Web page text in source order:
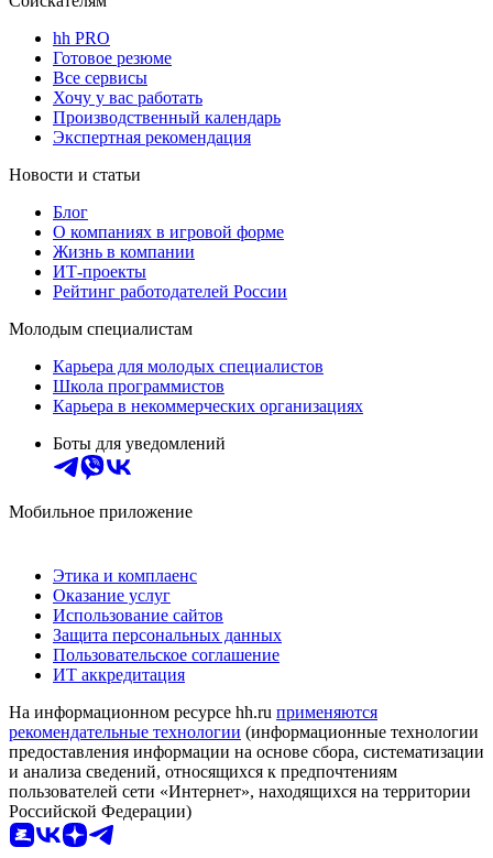
hh PRO
Готовое резюме
Все сервисы
Хочу у вас работать
Производственный календарь
Экспертная рекомендация
Новости и статьи
Блог
О компаниях в игровой форме
Жизнь в компании
ИТ-проекты
Рейтинг работодателей России
Молодым специалистам
Карьера для молодых специалистов
Школа программистов
Карьера в некоммерческих организациях
Боты для уведомлений
Мобильное приложение
Этика и комплаенс
Оказание услуг
Использование сайтов
Защита персональных данных
Пользовательское соглашение
ИТ аккредитация
На информационном ресурсе hh.ru применяются
рекомендательные технологии (информационные технологии
предоставления информации на основе сбора, систематизации
и анализа сведений, относящихся к предпочтениям
пользователей сети «Интернет», находящихся на территории
Российской Федерации)